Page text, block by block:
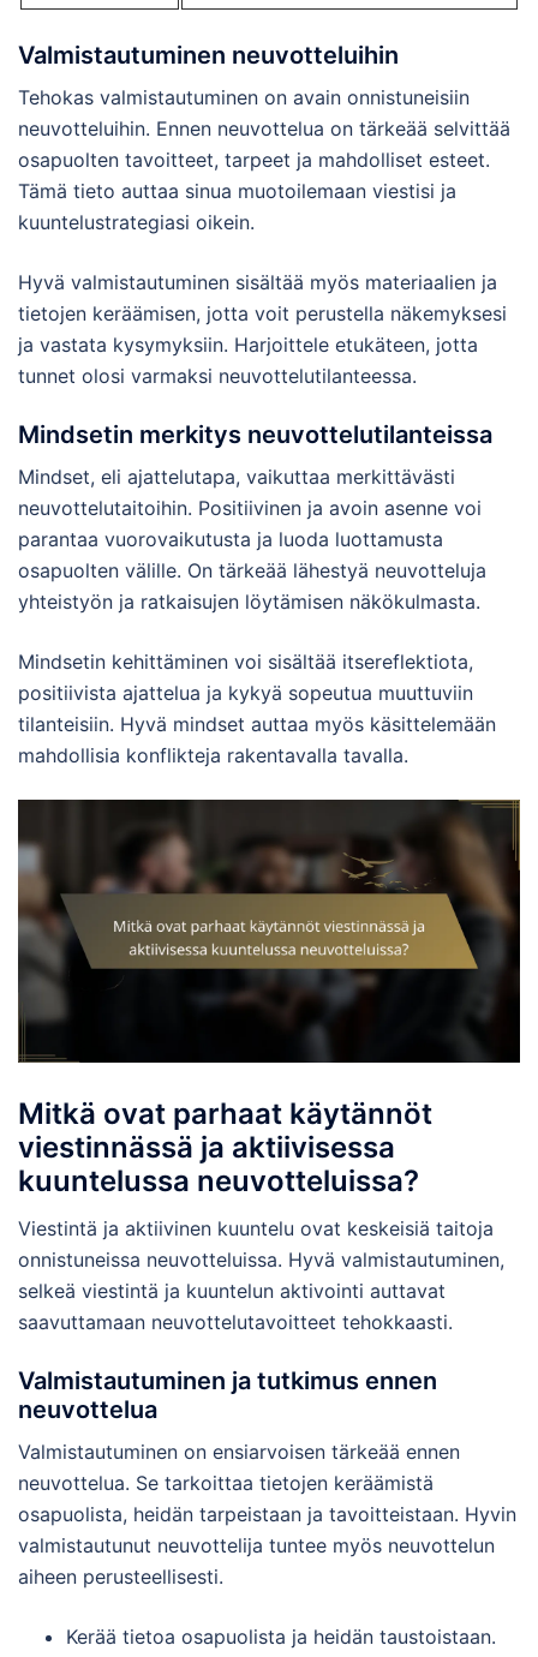
Valmistautuminen neuvotteluihin
Tehokas valmistautuminen on avain onnistuneisiin
neuvotteluihin. Ennen neuvottelua on tärkeää selvittää
osapuolten tavoitteet, tarpeet ja mahdolliset esteet.
Tämä tieto auttaa sinua muotoilemaan viestisi ja
kuuntelustrategiasi oikein.
Hyvä valmistautuminen sisältää myös materiaalien ja
tietojen keräämisen, jotta voit perustella näkemyksesi
ja vastata kysymyksiin. Harjoittele etukäteen, jotta
tunnet olosi varmaksi neuvottelutilanteessa.
Mindsetin merkitys neuvottelutilanteissa
Mindset, eli ajattelutapa, vaikuttaa merkittävästi
neuvottelutaitoihin. Positiivinen ja avoin asenne voi
parantaa vuorovaikutusta ja luoda luottamusta
osapuolten välille. On tärkeää lähestyä neuvotteluja
yhteistyön ja ratkaisujen löytämisen näkökulmasta.
Mindsetin kehittäminen voi sisältää itsereflektiota,
positiivista ajattelua ja kykyä sopeutua muuttuviin
tilanteisiin. Hyvä mindset auttaa myös käsittelemään
mahdollisia konflikteja rakentavalla tavalla.
Mitkä ovat parhaat käytännöt
viestinnässä ja aktiivisessa
kuuntelussa neuvotteluissa?
Viestintä ja aktiivinen kuuntelu ovat keskeisiä taitoja
onnistuneissa neuvotteluissa. Hyvä valmistautuminen,
selkeä viestintä ja kuuntelun aktivointi auttavat
saavuttamaan neuvottelutavoitteet tehokkaasti.
Valmistautuminen ja tutkimus ennen
neuvottelua
Valmistautuminen on ensiarvoisen tärkeää ennen
neuvottelua. Se tarkoittaa tietojen keräämistä
osapuolista, heidän tarpeistaan ja tavoitteistaan. Hyvin
valmistautunut neuvottelija tuntee myös neuvottelun
aiheen perusteellisesti.
Kerää tietoa osapuolista ja heidän taustoistaan.